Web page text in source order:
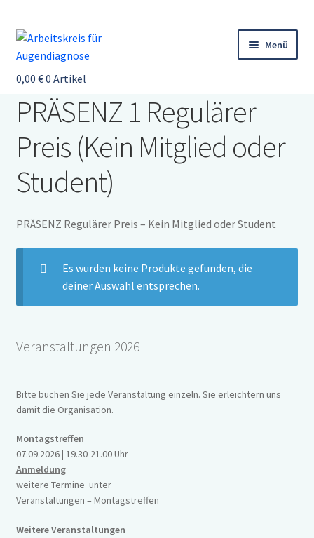
Zur
Navigation
springen
Zum
Inhalt
springen
Menü
Startseite
Veranstaltungen
Augendiagnose
Der Arbeitskreis
Mitgliederbereich
Newsletter
Therapeutenliste
Anmeldung
0,00 €0 Artikel
PRÄSENZ 1 Regulärer
Preis (Kein Mitglied oder
Student)
PRÄSENZ Regulärer Preis – Kein Mitglied oder Student
Es wurden keine Produkte gefunden, die
deiner Auswahl entsprechen.
Veranstaltungen 2026
Bitte buchen Sie jede Veranstaltung einzeln. Sie erleichtern uns
damit die Organisation.
Montagstreffen
07.09.2026 | 19.30-21.00 Uhr
Anmeldung
weitere Termine unter
Veranstaltungen – Montagstreffen
Weitere Veranstaltungen